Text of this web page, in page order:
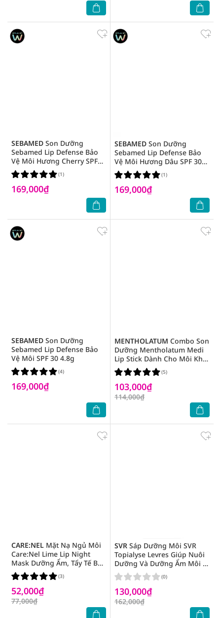
SEBAMED Son Dưỡng
Sebamed Lip Defense Bảo
Vệ Môi Hương Cherry SPF
30 4.8g
169,000₫
(1)
SEBAMED Son Dưỡng
Sebamed Lip Defense Bảo
Vệ Môi Hương Dâu SPF 30
4.8g
169,000₫
(1)
SEBAMED Son Dưỡng
Sebamed Lip Defense Bảo
Vệ Môi SPF 30 4.8g
169,000₫
(4)
MENTHOLATUM Combo Son
Dưỡng Mentholatum Medi
Lip Stick Dành Cho Môi Khô
Và Nứt Nẻ 8.6g (2 Tuýp x
4.3g)
103,000₫
114,000₫
(5)
CARE:NEL Mặt Nạ Ngủ Môi
Care:Nel Lime Lip Night
Mask Dưỡng Ẩm, Tẩy Tế Bào
Môi Hương Chanh 5g
52,000₫
77,000₫
(3)
SVR Sáp Dưỡng Môi SVR
Topialyse Levres Giúp Nuôi
Dưỡng Và Dưỡng Ẩm Môi Bị
Khô, Nứt Nẻ Và Tổn Thương
4g
130,000₫
162,000₫
(0)